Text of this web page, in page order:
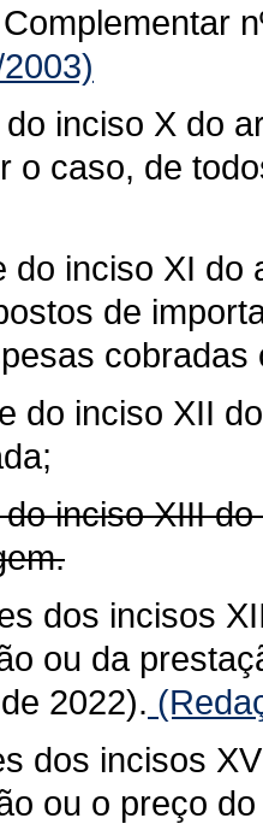
inciso X do
o caso, de
do inciso XI do
de
do inciso XII
inciso XIII
dos incisos
ou da
2022).
dos incisos
ou o preço